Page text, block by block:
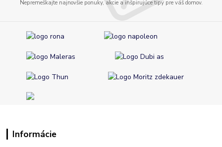
Nepremeškajte najnovšie ponuky, akcie a inšpirujúce tipy pre váš domov.
Informácie